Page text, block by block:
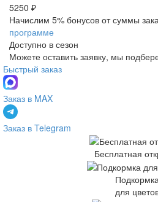
5250 ₽
Начислим 5% бонусов от суммы
программе
Доступно в сезон
Можете оставить заявку, мы
Быстрый заказ
Заказ в MAX
Заказ в Telegram
Бесплатная
для